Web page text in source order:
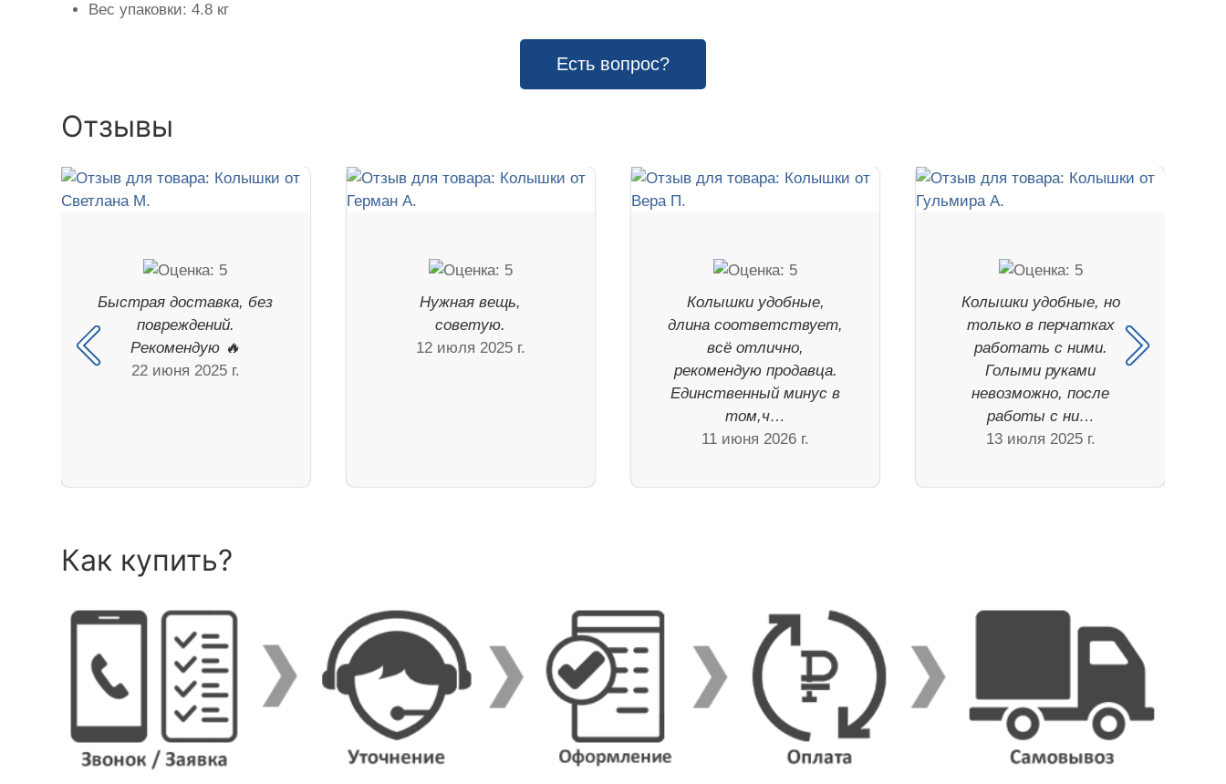
Вес упаковки: 4.8 кг
Есть вопрос?
Отзывы
Быстрая доставка, без
повреждений.
Рекомендую 🔥
22 июня 2025 г.
Нужная вещь,
советую.
12 июля 2025 г.
Колышки удобные,
длина соответствует,
всё отлично,
рекомендую продавца.
Единственный минус в
том,ч…
11 июня 2026 г.
Колышки удобные, но
только в перчатках
работать с ними.
Голыми руками
невозможно, после
работы с ни…
13 июля 2025 г.
Как купить?